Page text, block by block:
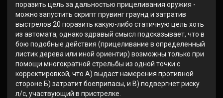
поразить цель за дальностью прицеливания оружия -
можно запустить скрипт прувинг граунд и затратив
выстрелов 20 поразить какую-либо статичную цель хоть
из автомата, однако здравый смысл подсказывает, что в
бою подобные действия (прицеливание в определенный
листик дерева или иной ориентир) возможны только при
помощи многократной стрельбы из одной точки с
корректировкой, что А) выдаст намерения противной
стороне Б) затратит боеприпасы, и В) подвергнет риску
л/с, участвующий в пристрелке.